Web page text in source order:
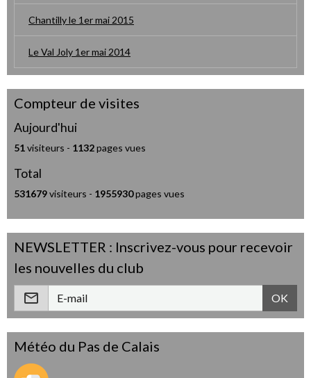
Chantilly le 1er mai 2015
Le Val Joly 1er mai 2014
Compteur de visites
Aujourd'hui
51visiteurs - 1132pages vues
Total
531679visiteurs - 1955930pages vues
NEWSLETTER : Inscrivez-vous pour recevoir
les nouvelles du club
OK
Météo du Pas de Calais